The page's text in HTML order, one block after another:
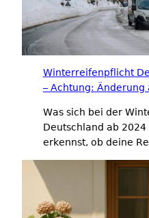
Winterreifenpflicht
– Achtung: Änderung
Was sich bei der
Deutschland ab
erkennst, ob deine